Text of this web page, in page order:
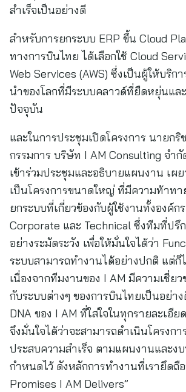
สำเร็จเป็นอย่างดี
สำหรับการยกระบบ ERP ขึ้น Cloud
ทางการบินไทย ได้เลือกใช้ Cloud
Web Services (AWS) ซึ่งเป็นผู้ให้บริก
นำของโลกที่มีระบบคลาวด์ที่ยืดหยุ่นแล
ปัจจุบัน
และในการประชุมเปิดโครงการ นายกริ
กรรมการ บริษัท I AM Consulting จำ
เข้าร่วมประชุมและอธิบายแผนงาน เผย
เป็นโครงการขนาดใหญ่ ที่มีความท้าทา
ยกระบบที่เกี่ยวข้องกับผู้ใช้งานทั้งองค์ก
Corporate และ Technical ซึ่งทีมที่ปรึ
อย่างระมัดระวัง เพื่อให้มั่นใจได้ว่า
ระบบสามารถทำงานได้อย่างปกติ แต่ก็
เนื่องจากทีมงานของ I AM มีความเชี่ย
กับระบบต่างๆ ของการบินไทยเป็นอย่า
DNA ของ I AM ที่ใส่ใจในทุกรายละเอีย
จึงมั่นใจได้ว่าจะสามารถดำเนินโครงก
ประสบความสำเร็จ ตามแผนงานและง
กำหนดไว้ ดังหลักการทำงานที่เรายึดถือ
Promises I AM Delivers”